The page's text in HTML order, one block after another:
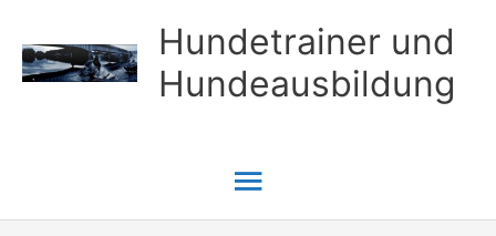
Inhalt
springen
Hundetrainer und
Hundeausbildung
Hauptmenü